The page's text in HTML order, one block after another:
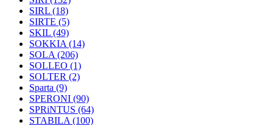
SIRL (18)
SIRTE (5)
SKIL (49)
SOKKIA (14)
SOLA (206)
SOLLEO (1)
SOLTER (2)
Sparta (9)
SPERONI (90)
SPRiNTUS (64)
STABILA (100)